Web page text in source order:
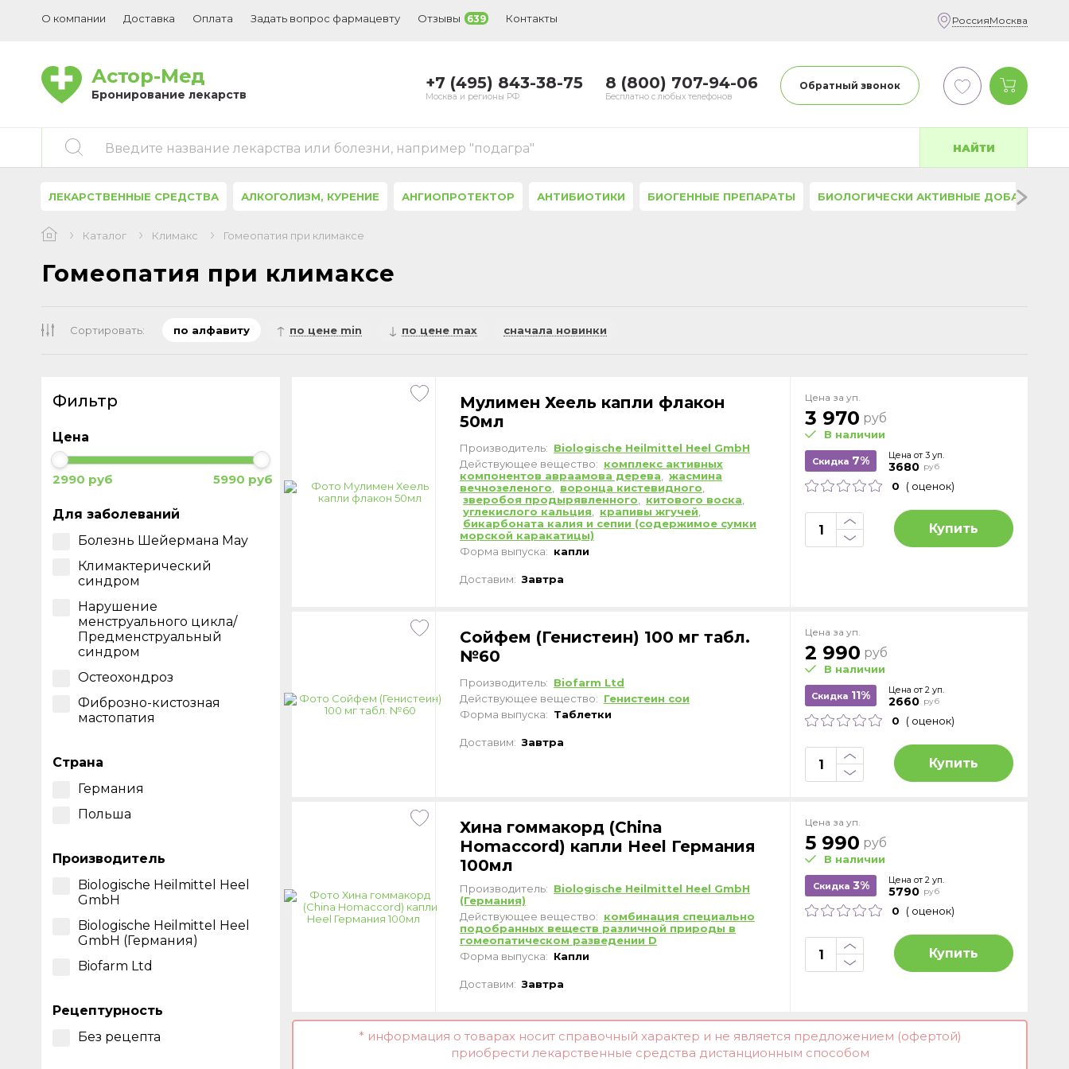
О компании Доставка Оплата Задать вопрос фармацевту Отзывы 639 Контакты РоссияМосква
Астор-Мед
Бронирование лекарств
+7 (495) 843-38-75
Москва и регионы РФ
8 (800) 707-94-06
Бесплатно с любых телефонов
Обратный звонок
Введите название лекарства или болезни, например "подагра" НАЙТИ
ЛЕКАРСТВЕННЫЕ СРЕДСТВА АЛКОГОЛИЗМ, КУРЕНИЕ АНГИОПРОТЕКТОР АНТИБИОТИКИ БИОГЕННЫЕ ПРЕПАРАТЫ БИОЛОГИЧЕСКИ АКТИВНЫЕ ДОБАВКИ
Каталог Климакс Гомеопатия при климаксе
Гомеопатия при климаксе
Сортировать: по алфавиту по цене min по цене max сначала новинки
Фильтр
Цена
2990 руб 5990 руб
Для заболеваний
Болезнь Шейермана Мау
Климактерический
синдром
Нарушение
менструального цикла/
Предменструальный
синдром
Остеохондроз
Фиброзно-кистозная
мастопатия
Страна
Германия
Польша
Производитель
Biologische Heilmittel Heel
GmbH
Biologische Heilmittel Heel
GmbH (Германия)
Biofarm Ltd
Рецептурность
Без рецепта
Мулимен Хеель капли флакон
50мл
Производитель: Biologische Heilmittel Heel GmbH
Действующее вещество: комплекс активных
компонентов авраамова дерева
жасмина
вечнозеленого
воронца кистевидного
зверобоя продырявленного
китового воска
углекислого кальция
крапивы жгучей
бикарбоната калия и сепии (содержимое сумки
морской каракатицы)
Форма выпуска: капли
Доставим: Завтра
Цена за уп.
3 970 руб
В наличии
Скидка 7% Цена от 3 уп.
3680 руб
0 ( оценок)
Купить
Сойфем (Генистеин) 100 мг табл.
№60
Производитель: Biofarm Ltd
Действующее вещество: Генистеин сои
Форма выпуска: Таблетки
Доставим: Завтра
Цена за уп.
2 990 руб
В наличии
Скидка 11% Цена от 2 уп.
2660 руб
0 ( оценок)
Купить
Хина гоммакорд (China
Homaccord) капли Heel Германия
100мл
Производитель: Biologische Heilmittel Heel GmbH
(Германия)
Действующее вещество: комбинация специально
подобранных веществ различной природы в
гомеопатическом разведении D
Форма выпуска: Капли
Доставим: Завтра
Цена за уп.
5 990 руб
В наличии
Скидка 3% Цена от 2 уп.
5790 руб
0 ( оценок)
Купить
* информация о товарах носит справочный характер и не является предложением (офертой)
приобрести лекарственные средства дистанционным способом